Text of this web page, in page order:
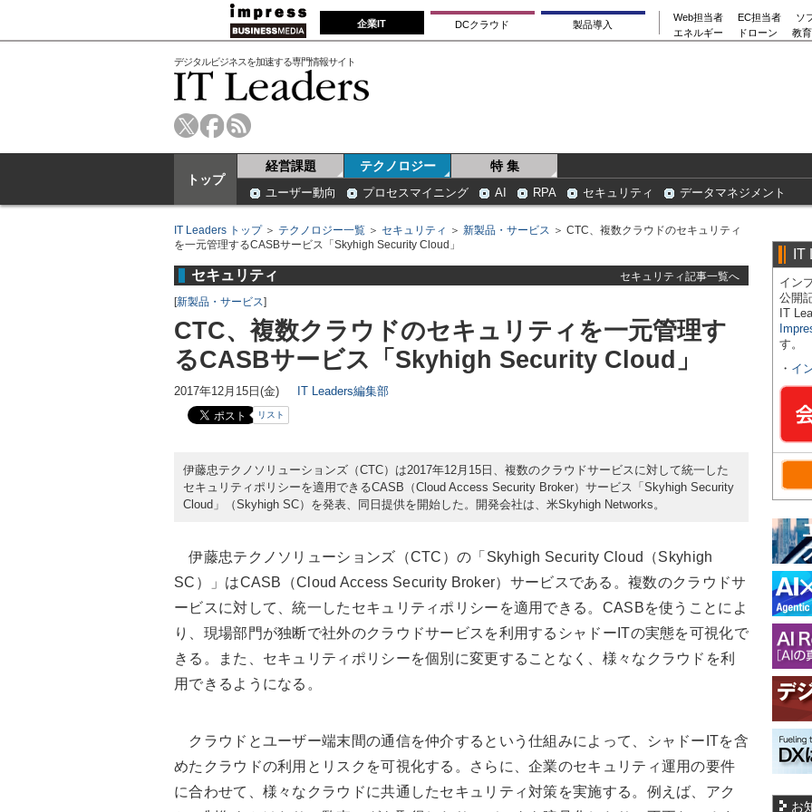
企業IT DCクラウド 製品導入
Web担当者 EC担当者
ソ
エネルギー
ドローン 教
デジタルビジネスを加速する専門情報サイト
トップ
経営課題 テクノロジー 特 集
ユーザー動向 プロセスマイニング AI RPA セキュリティ データマネジメント
IT Leaders トップ＞ テクノロジー一覧 ＞ セキュリティ ＞ 新製品・サービス ＞ CTC、複数クラウドのセキュリティ
を一元管理するCASBサービス「Skyhigh Security Cloud」
セキュリティ
セキュリティ記事一覧へ
[新製品・サービス]
CTC、複数クラウドのセキュリティを一元管理す
るCASBサービス「Skyhigh Security Cloud」
2017年12月15日(金) IT Leaders編集部
リスト
伊藤忠テクノソリューションズ（CTC）は2017年12月15日、複数のクラウドサービスに対して統一した
セキュリティポリシーを適用できるCASB（Cloud Access Security Broker）サービス「Skyhigh Security
Cloud」（Skyhigh SC）を発表、同日提供を開始した。開発会社は、米Skyhigh Networks。
伊藤忠テクノソリューションズ（CTC）の「Skyhigh Security Cloud（Skyhigh
SC）」はCASB（Cloud Access Security Broker）サービスである。複数のクラウドサ
ービスに対して、統一したセキュリティポリシーを適用できる。CASBを使うことによ
り、現場部門が独断で社外のクラウドサービスを利用するシャドーITの実態を可視化で
きる。また、セキュリティポリシーを個別に変更することなく、様々なクラウドを利
用できるようになる。
クラウドとユーザー端末間の通信を仲介するという仕組みによって、シャドーITを含
めたクラウドの利用とリスクを可視化する。さらに、企業のセキュリティ運用の要件
に合わせて、様々なクラウドに共通したセキュリティ対策を実施する。例えば、アク
IT
イン
公開
IT
す。
・ イ
お